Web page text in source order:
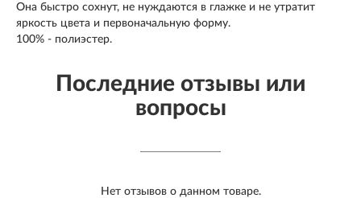
Она быстро сохнут, не нуждаются в глажке и не утратит
яркость цвета и первоначальную форму.
100% - полиэстер.
Последние отзывы или
вопросы
Нет отзывов о данном товаре.